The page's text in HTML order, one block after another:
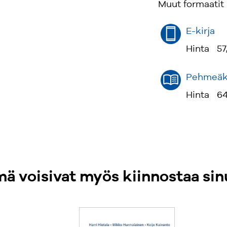
Kirja
Kirjoittajien
mikä tahansa
Muut formaatit
E-kirja
Hinta
Hinta
voisivat myös kiinnostaa